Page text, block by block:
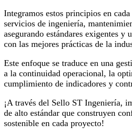
Integramos estos principios en
servicios de ingeniería,
asegurando estándares exigentes y
con las mejores prácticas de la
Este enfoque se traduce en una
a la continuidad operacional, la
cumplimiento de indicadores y
¡A través del Sello ST Ingeniería,
de alto estándar que construyen
sostenible en cada proyecto!